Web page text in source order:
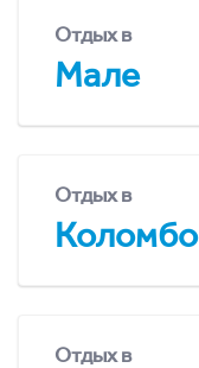
Отдых в
Мале
Отдых в
Коломбо
Отдых в